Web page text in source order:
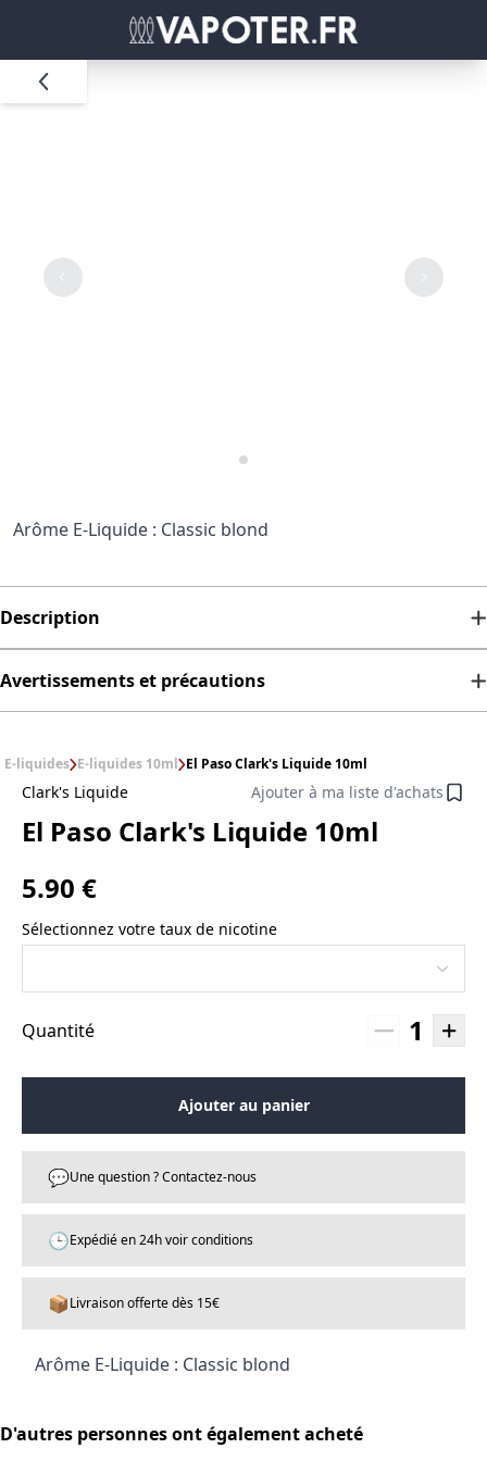
Arôme E-Liquide : Classic blond
Description
Avertissements et précautions
E-liquides E-liquides 10ml El Paso Clark's Liquide 10ml
Clark's Liquide Ajouter à ma liste d'achats
El Paso Clark's Liquide 10ml
5.90 €
Sélectionnez votre taux de nicotine
Quantité 1
Ajouter au panier
💬Une question ? Contactez-nous
🕒Expédié en 24h voir conditions
📦Livraison offerte dès 15€
Arôme E-Liquide : Classic blond
D'autres personnes ont également acheté